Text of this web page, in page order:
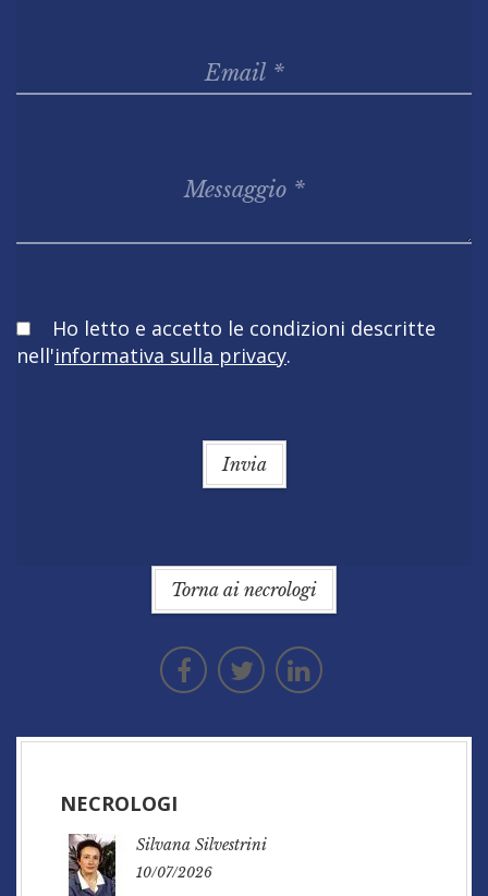
Obbligatorio
Ho letto e accetto le condizioni descritte
nell'informativa sulla privacy.
Invia
Torna ai necrologi
NECROLOGI
Silvana Silvestrini
10/07/2026